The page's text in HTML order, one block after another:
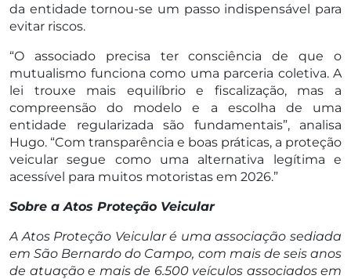
da entidade tornou-se um passo indispensável para
evitar riscos.
“O associado precisa ter consciência de que o
mutualismo funciona como uma parceria coletiva. A
lei trouxe mais equilíbrio e fiscalização, mas a
compreensão do modelo e a escolha de uma
entidade regularizada são fundamentais”, analisa
Hugo. “Com transparência e boas práticas, a proteção
veicular segue como uma alternativa legítima e
acessível para muitos motoristas em 2026.”
Sobre a Atos Proteção Veicular
A Atos Proteção Veicular é uma associação sediada
em São Bernardo do Campo, com mais de seis anos
de atuação e mais de 6.500 veículos associados em